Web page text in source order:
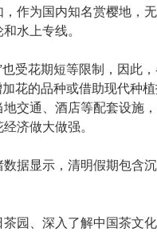
作为国内知名赏樱地，
水上专线。
花期短等限制，因此，
花的品种或借助现代种
交通、酒店等配套设施
济做大做强。
显示，清明假期包含沉
、深入了解中国茶文